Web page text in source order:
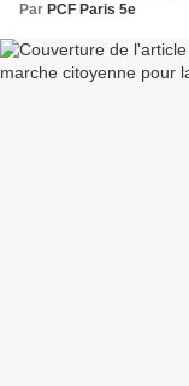
Par PCF Paris 5e